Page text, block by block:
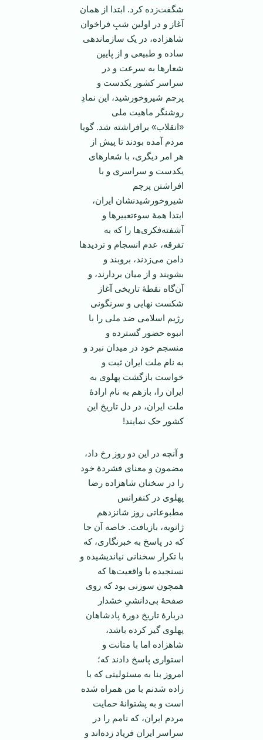
شگفت‌زده کرد. ابتدا از همان
آغاز و در اولین شبِ فراخوان
شاهزاده، در یک سازماندهی
ساده و طبیعی و از پایین
شعارها به سرعت و در
سراسر کشور یکدست و
پرچم شیروخورشید، این نمادِ
روشنگر ماهیت ملی
«انقلاب» برافراشته شد. گویا
مردم آمده بودند تا پیش از
هر امر دیگری، با شعارهای
یکدست و سراسری و با
افراشتن پرچم
شیروخورشیدنشان ایران،
ابتدا همۀ سوء‌تعبیرها و
آشفته‌فکری‌ها را که به
تفرقه، عدم انسجام و تردیدها
دامن می‌زدند، بروبند و
بشویند و از میان بردارند، و
آن‌گاه نقطۀ تاریخی آغاز
شکست نهایی و سرنگونی
رژیم اسلامی ضد ملی را با
انبوه حضور گسترده و
منسجم خود در میدان نبرد و
به نام ملت ایران ثبت و
خواست بازگشت پهلوی به
ایران را، بازهم به نام ارادۀ
ملت ایران، در دل تاریخ این
کشور حک نمایند!
و آنچه در این دو روز رخ‌ داد،
مضمون و معنای فشردۀ خود
را در سخنان شاهزاده رضا
پهلوی در کنفرانس
مطبوعاتی روز شانزدهم
ژانویه، بازیافت. خاصه آن جا
که در پاسخ به خبرنگاری، که
با تکرار سخنانی نیاندیشیده و
نسنجیده با واقعیت‌ها که
همچون سوزنی بود که روی
صفحۀ بی‌دانشیِ خشدار
دربارۀ تاریخ دورۀ پادشاهان
پهلوی گیر کرده باشد،
شاهزاده اما با متانت و
استواری پاسخ دادند که؛
امروز بنا به مسئولیتی که با
زاده شدنم با من همراه شده
است و به پشتوانۀ حمایت
مردم ایران، که نامم را در
سراسر ایران فریاد زده‌اند و